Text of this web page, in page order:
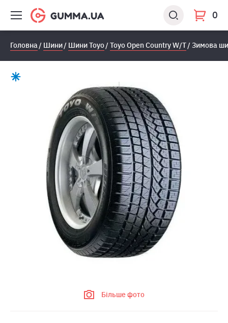
0
Головна Шини Шини Toyo Toyo Open Country W/T Зимова
Більше фото